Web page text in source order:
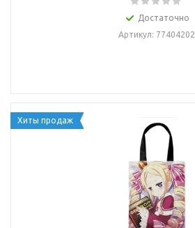
Достаточно
Артикул: 77404202
Хиты продаж